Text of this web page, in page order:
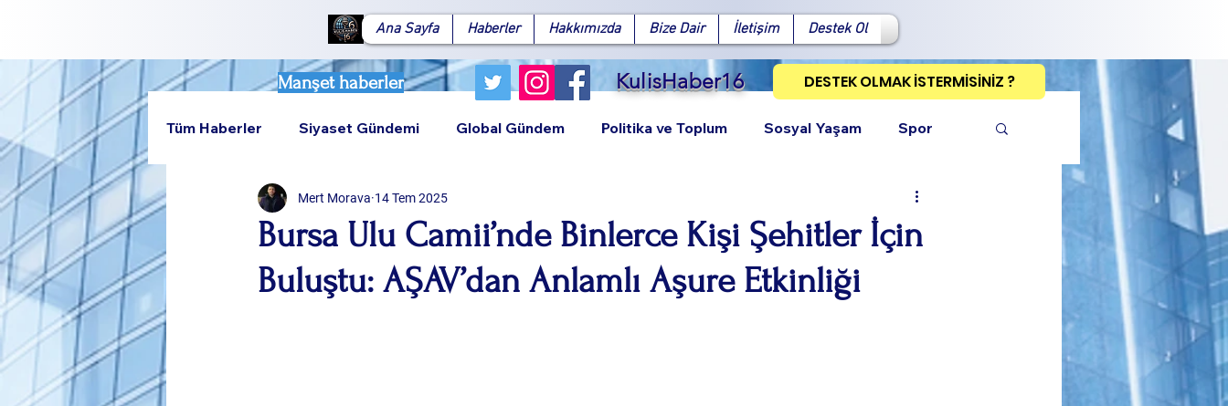
Ana Sayfa Haberler Hakkımızda Bize Dair İletişim Destek Ol
Manşet haberler KulisHaber16 DESTEK OLMAK İSTERMİSİNİZ ?
Facebook X (Twitter) WhatsAppLinkedIn PinterestBağlantıyı Kopyala
Tüm Haberler Siyaset Gündemi Global Gündem Politika ve Toplum Sosyal Yaşam Spor
Teknoloji Rumeli
Bursa Ulu Camii’nde Binlerce Kişi Şehitler İçin
Buluştu: AŞAV’dan Anlamlı Aşure Etkinliği
Mert Morava 14 Tem 2025